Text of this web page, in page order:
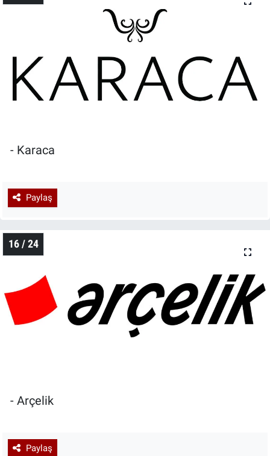
- Karaca
Paylaş
16 / 24
- Arçelik
Paylaş